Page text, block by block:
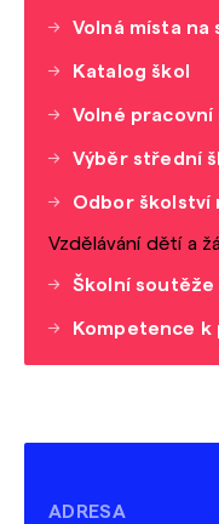
Volná místa
Katalog škol
Volné
Výběr střední
Odbor
Vzdělávání dětí a
Školní
Kompetence
ADRESA